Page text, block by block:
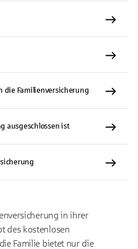
die Familienversicherung
ausgeschlossen ist
in ihrer
des kostenlosen
Familie bietet nur die